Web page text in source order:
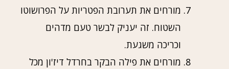
מורחים את תערובת הפטריות על הפרושוטו
השטוח. זה יעניק לבשר טעם מדהים
וכריכה משגעת.
מורחים את פילה הבקר בחרדל דיז'ון מכל